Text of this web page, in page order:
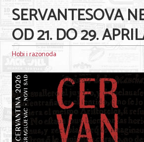
SERVANTESOVA
OD 21. DO 29.
Hobi i razonoda